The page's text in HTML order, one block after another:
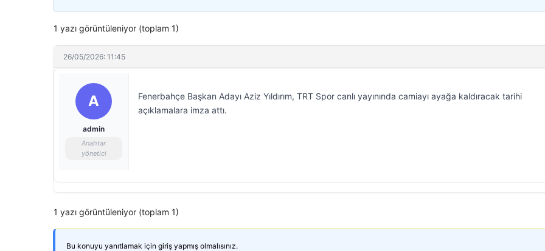
1 yazı görüntüleniyor (toplam 1)
26/05/2026: 11:45
A
admin
Anahtar
yönetici
Fenerbahçe Başkan Adayı Aziz Yıldırım, TRT Spor canlı yayınında camiayı ayağa kaldıracak tarihi
açıklamalara imza attı.
1 yazı görüntüleniyor (toplam 1)
Bu konuyu yanıtlamak için giriş yapmış olmalısınız.